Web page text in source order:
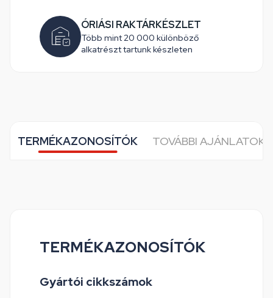
ÓRIÁSI RAKTÁRKÉSZLET
Több mint 20 000 különböző
alkatrészt tartunk készleten
TERMÉKAZONOSÍTÓK TOVÁBBI AJÁNLATOK
TERMÉKAZONOSÍTÓK
Gyártói cikkszámok